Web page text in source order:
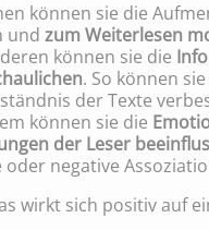
können sie die
und zum Weiterlesen
können sie die
. So können
der Texte
können sie die
der Leser
oder negative
wirkt sich positiv auf